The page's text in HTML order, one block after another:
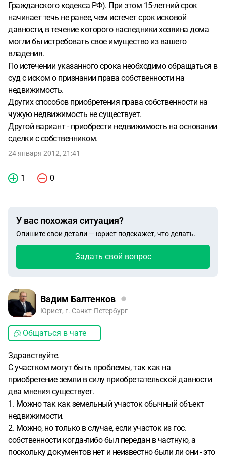
Гражданского кодекса РФ). При этом 15-летний срок
начинает течь не ранее, чем истечет срок исковой
давности, в течение которого наследники хозяина дома
могли бы истребовать свое имущество из вашего
владения.
По истечении указанного срока необходимо обращаться в
суд с иском о признании права собственности на
недвижимость.
Других способов приобретения права собственности на
чужую недвижимость не существует.
Другой вариант - приобрести недвижимость на основании
сделки с собственником.
24 января 2012, 21:41
1 0
У вас похожая ситуация?
Опишите свои детали — юрист подскажет, что делать.
Задать свой вопрос
Вадим Балтенков
Юрист, г. Санкт-Петербург
Общаться в чате
Здравствуйте.
С участком могут быть проблемы, так как на
приобретение земли в силу приобретательской давности
два мнения существует.
1. Можно так как земельный участок обычный объект
недвижимости.
2. Можно, но только в случае, если участок из гос.
собственности когда-либо был передан в частную, а
поскольку документов нет и неизвестно были ли они - это